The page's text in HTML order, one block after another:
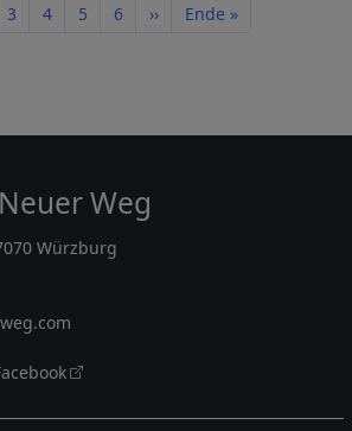
Seite
3 Seite
4 Seite
5 Seite
6 Nächste Seite
›› Letzte Seite
Ende »
Weg
Würzburg